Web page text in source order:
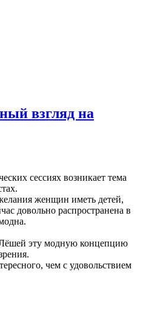
взгляд на
сессиях возникает тема
женщин иметь детей,
довольно распространена в
эту модную концепцию
чем с удовольствием